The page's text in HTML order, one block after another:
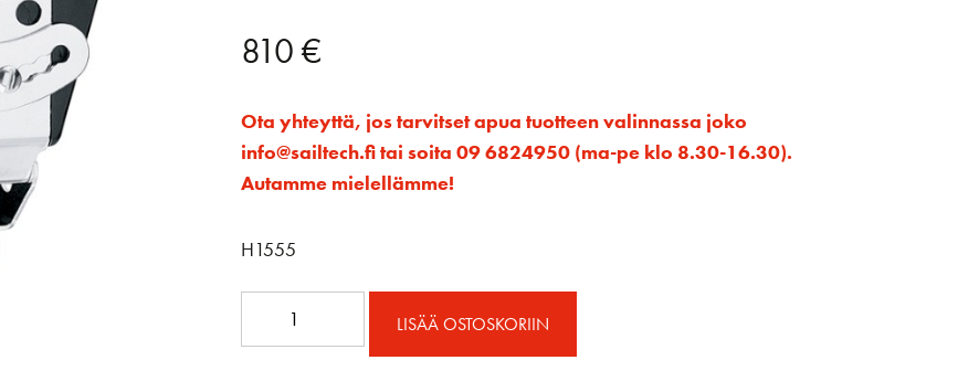
810€
Ota yhteyttä, jos tarvitset apua tuotteen valinnassa joko
info@sailtech.fi tai soita 09 6824950 (ma-pe klo 8.30-16.30).
Autamme mielellämme!
H1555
LISÄÄ OSTOSKORIIN